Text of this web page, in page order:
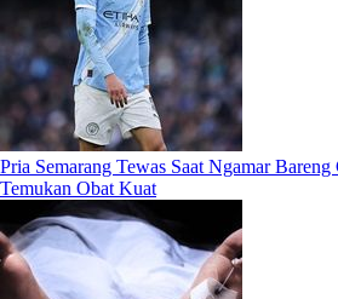
Pria Semarang Tewas Saat Ngamar
Temukan Obat Kuat